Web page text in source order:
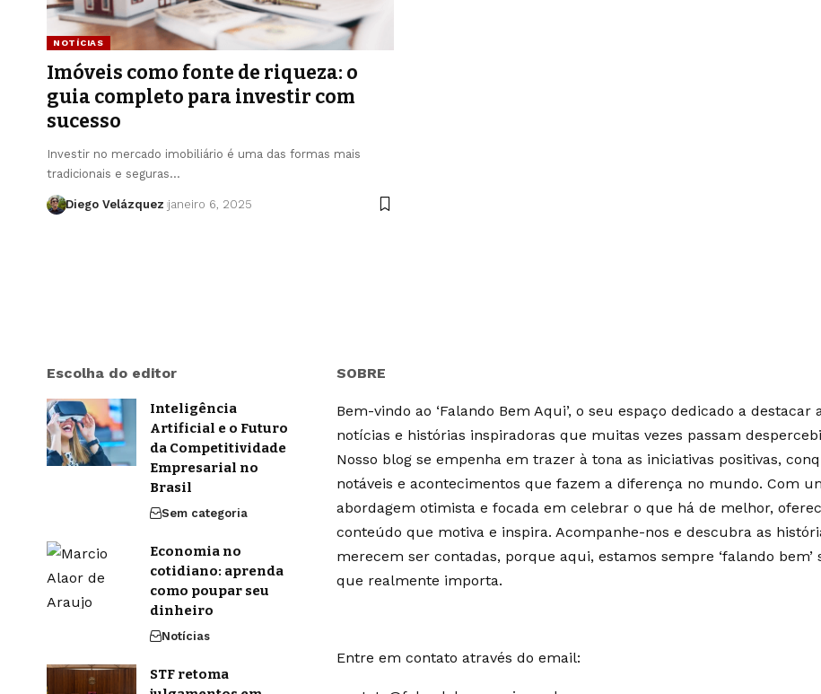
NOTÍCIAS
Imóveis como fonte de riqueza: o
guia completo para investir com
sucesso
Investir no mercado imobiliário é uma das formas mais
tradicionais e seguras…
Diego Velázquez janeiro 6, 2025
Escolha do editor
Inteligência
Artificial e o Futuro
da Competitividade
Empresarial no
Brasil
Sem categoria
Economia no
cotidiano: aprenda
como poupar seu
dinheiro
Notícias
STF retoma
SOBRE
Bem-vindo ao ‘Falando Bem Aqui’, o seu espaço dedicado a destacar
notícias e histórias inspiradoras que muitas vezes passam
Nosso blog se empenha em trazer à tona as iniciativas positivas,
notáveis e acontecimentos que fazem a diferença no mundo. Com
abordagem otimista e focada em celebrar o que há de melhor,
conteúdo que motiva e inspira. Acompanhe-nos e descubra as
merecem ser contadas, porque aqui, estamos sempre ‘falando bem’
que realmente importa.
Entre em contato através do email: